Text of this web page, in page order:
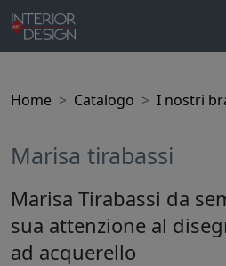
Home Catalogo I nostri
Marisa tirabassi
Marisa Tirabassi da
sua attenzione al
ad acquerello